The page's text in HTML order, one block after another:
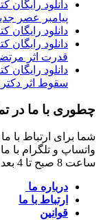
دانلود رایگان
پیامبر عصر
دانلود رایگان
دانلود رایگان
قدرت اثر
دانلود
سقوط اثر دکتر
چطوری با ما در
واتساپ و تلگرام با
ساعت 8 صبح تا 4 بعد از ظهر پاسخگوی کاربران عزیز می باشیم
درباره ما
ارتباط با ما
قوانین